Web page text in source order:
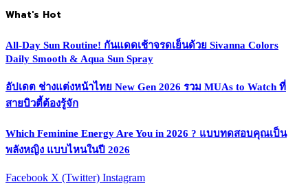
What's Hot
All-Day Sun Routine! กันแดดเช้าจรดเย็นด้วย Sivanna Colors
Daily Smooth & Aqua Sun Spray
อัปเดต ช่างแต่งหน้าไทย New Gen 2026 รวม MUAs to Watch ที่
สายบิวตี้ต้องรู้จัก
Which Feminine Energy Are You in 2026 ? แบบทดสอบคุณเป็น
พลังหญิง แบบไหนในปี 2026
Facebook X (Twitter) Instagram